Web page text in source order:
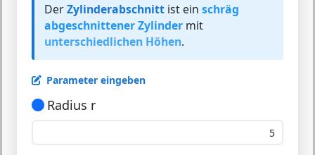
DerZylinderabschnitt ist ein schräg
abgeschnittener Zylinder mit
unterschiedlichen Höhen.
Parameter eingeben
Radius r